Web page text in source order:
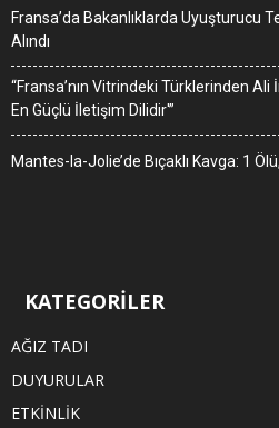
Fransa’da Bakanlıklarda Uyuşturucu
Alındı
“Fransa’nın Vitrindeki Türklerinden Ali
En Güçlü İletişim Dilidir'”
Mantes-la-Jolie’de Bıçaklı Kavga: 1
KATEGORİLER
AĞIZ TADI
DUYURULAR
ETKİNLİK